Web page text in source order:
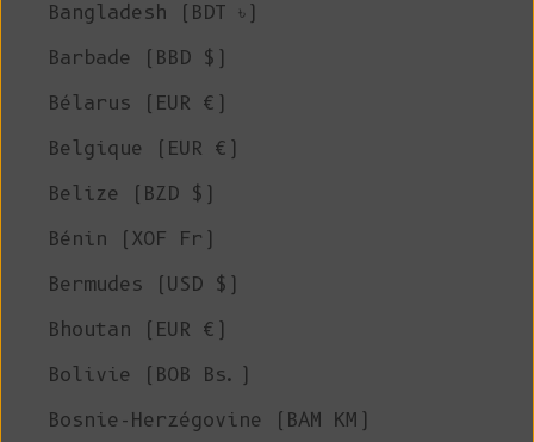
Bangladesh (BDT ৳)
Barbade (BBD $)
Bélarus (EUR €)
Belgique (EUR €)
Belize (BZD $)
Bénin (XOF Fr)
Bermudes (USD $)
Bhoutan (EUR €)
Bolivie (BOB Bs.)
Bosnie-Herzégovine (BAM КМ)